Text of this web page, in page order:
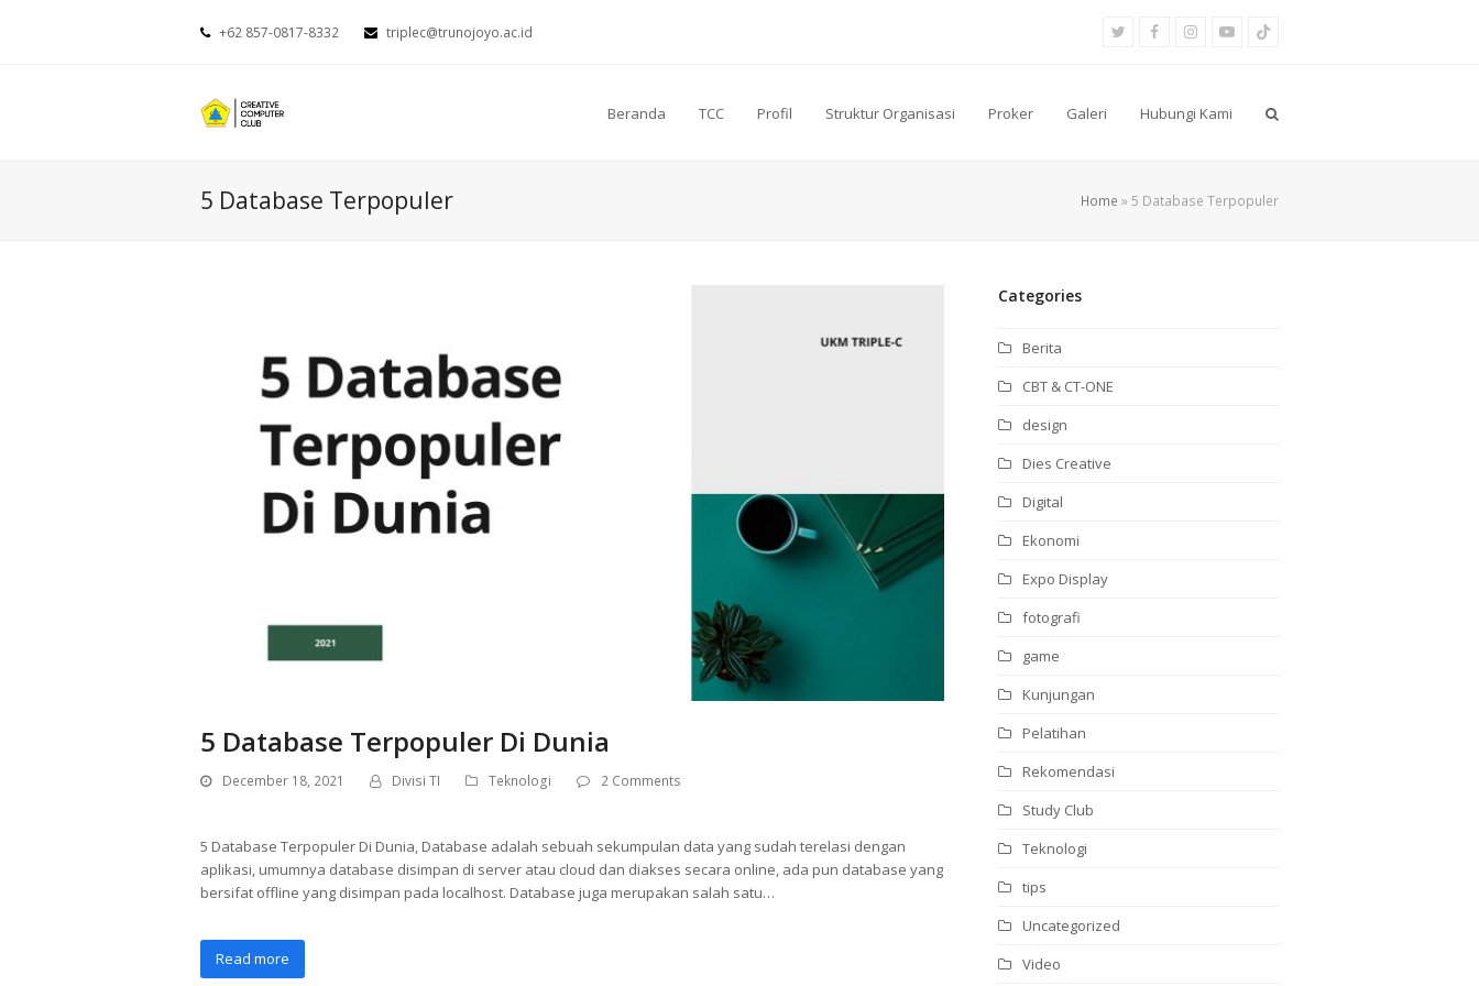
+62 857-0817-8332 triplec@trunojoyo.ac.id TwitterFacebookInstagram
YoutubeTiktok
Beranda TCC Profil Struktur Organisasi Proker Galeri Hubungi Kami
5 Database Terpopuler Home »5 Database Terpopuler
5 Database Terpopuler Di Dunia
December 18, 2021 Divisi TI Teknologi 2 Comments
5 Database Terpopuler Di Dunia, Database adalah sebuah sekumpulan data yang sudah terelasi dengan
aplikasi, umumnya database disimpan di server atau cloud dan diakses secara online, ada pun database yang
bersifat offline yang disimpan pada localhost. Database juga merupakan salah satu…
Read more
Categories
Berita
CBT & CT-ONE
design
Dies Creative
Digital
Ekonomi
Expo Display
fotografi
game
Kunjungan
Pelatihan
Rekomendasi
Study Club
Teknologi
tips
Uncategorized
Video